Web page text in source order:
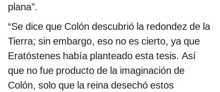
plana”.
“Se dice que Colón descubrió la redondez de la
Tierra; sin embargo, eso no es cierto, ya que
Eratóstenes había planteado esta tesis. Así
que no fue producto de la imaginación de
Colón, solo que la reina desechó estos